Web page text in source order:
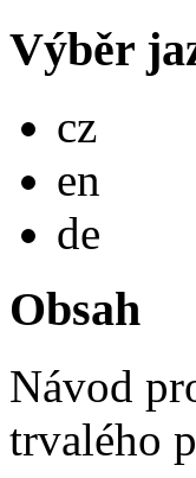
Výběr
cz
en
de
Obsah
Návod
trvalého